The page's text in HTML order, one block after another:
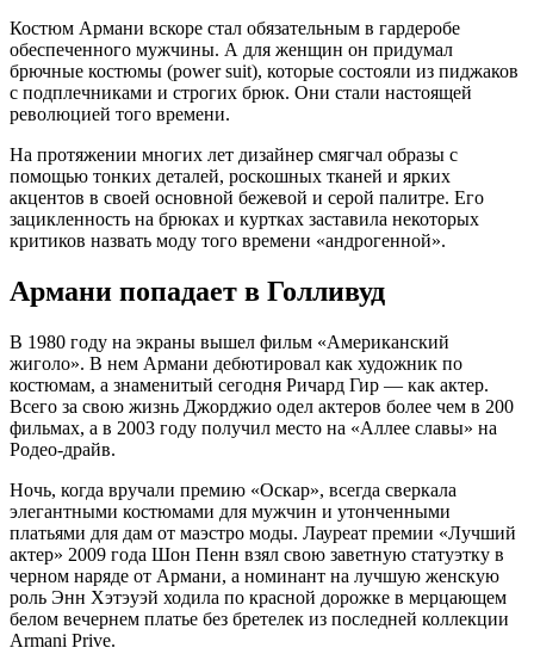
Костюм Армани вскоре стал обязательным в гардеробе
обеспеченного мужчины. А для женщин он придумал
брючные костюмы (power suit), которые состояли из пиджаков
с подплечниками и строгих брюк. Они стали настоящей
революцией того времени.
На протяжении многих лет дизайнер смягчал образы с
помощью тонких деталей, роскошных тканей и ярких
акцентов в своей основной бежевой и серой палитре. Его
зацикленность на брюках и куртках заставила некоторых
критиков назвать моду того времени «андрогенной».
Армани попадает в Голливуд
В 1980 году на экраны вышел фильм «Американский
жиголо». В нем Армани дебютировал как художник по
костюмам, а знаменитый сегодня Ричард Гир — как актер.
Всего за свою жизнь Джорджио одел актеров более чем в 200
фильмах, а в 2003 году получил место на «Аллее славы» на
Родео-драйв.
Ночь, когда вручали премию «Оскар», всегда сверкала
элегантными костюмами для мужчин и утонченными
платьями для дам от маэстро моды. Лауреат премии «Лучший
актер» 2009 года Шон Пенн взял свою заветную статуэтку в
черном наряде от Армани, а номинант на лучшую женскую
роль Энн Хэтэуэй ходила по красной дорожке в мерцающем
белом вечернем платье без бретелек из последней коллекции
Armani Prive.